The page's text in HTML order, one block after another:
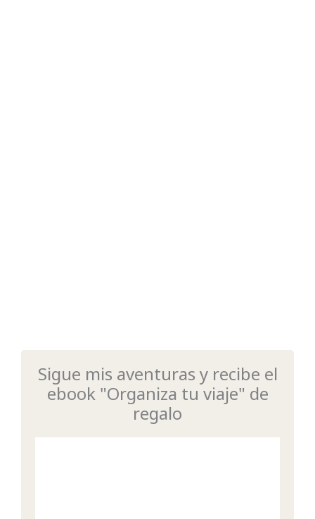
Sigue mis aventuras y recibe el
ebook "Organiza tu viaje" de
regalo